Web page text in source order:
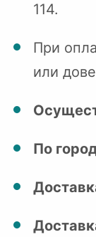
114.
При
или
По